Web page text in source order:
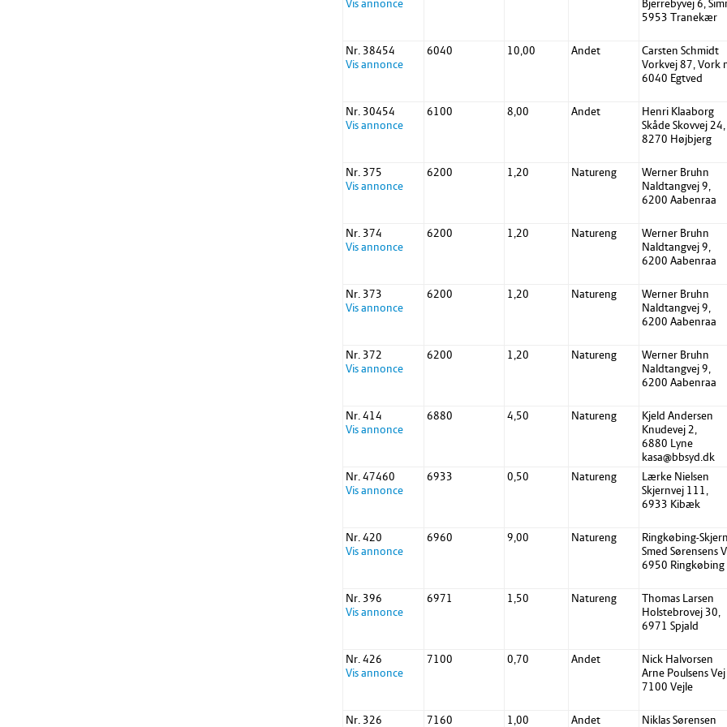
Vis annonce
Bjerrebyvej 6,
5953 Tranekær
Nr. 38454
Vis annonce
6040 10,00 Andet
Carsten Schmidt
Vorkvej 87, Vork
6040 Egtved
Nr. 30454
Vis annonce
6100 8,00 Andet
Henri Klaaborg
Skåde Skovvej 24,
8270 Højbjerg
Nr. 375
Vis annonce
6200 1,20 Natureng
Werner Bruhn
Naldtangvej 9,
6200 Aabenraa
Nr. 374
Vis annonce
6200 1,20 Natureng
Werner Bruhn
Naldtangvej 9,
6200 Aabenraa
Nr. 373
Vis annonce
6200 1,20 Natureng
Werner Bruhn
Naldtangvej 9,
6200 Aabenraa
Nr. 372
Vis annonce
6200 1,20 Natureng
Werner Bruhn
Naldtangvej 9,
6200 Aabenraa
Nr. 414
Vis annonce
6880 4,50 Natureng
Kjeld Andersen
Knudevej 2,
6880 Lyne
kasa@bbsyd.dk
Nr. 47460
Vis annonce
6933 0,50 Natureng
Lærke Nielsen
Skjernvej 111,
6933 Kibæk
Nr. 420
Vis annonce
6960 9,00 Natureng
Ringkøbing-
Smed Sørensens
6950 Ringkøbing
Nr. 396
Vis annonce
6971 1,50 Natureng
Thomas Larsen
Holstebrovej 30,
6971 Spjald
Nr. 426
Vis annonce
7100 0,70 Andet
Nick Halvorsen
Arne Poulsens
7100 Vejle
Nr. 326
7160 1,00 Andet
Niklas Sørensen